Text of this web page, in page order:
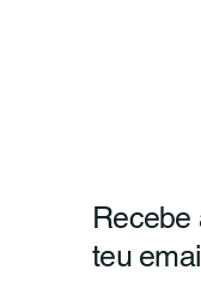
Recebe
teu